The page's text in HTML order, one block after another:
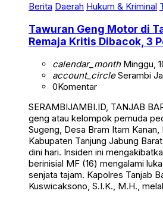
Berita Daerah Hukum & Kriminal
Tawuran Geng Motor di
Remaja Kritis Dibacok, 3
calendar_monthMinggu,
account_circleSerambi
0Komentar
SERAMBIJAMBI.ID, TANJAB
geng atau kelompok pemuda
Sugeng, Desa Bram Itam Kanan,
Kabupaten Tanjung Jabung
dini hari. Insiden ini
berinisial MF (16) mengalami
senjata tajam. Kapolres Tanjab
Kuswicaksono, S.I.K., M.H.,